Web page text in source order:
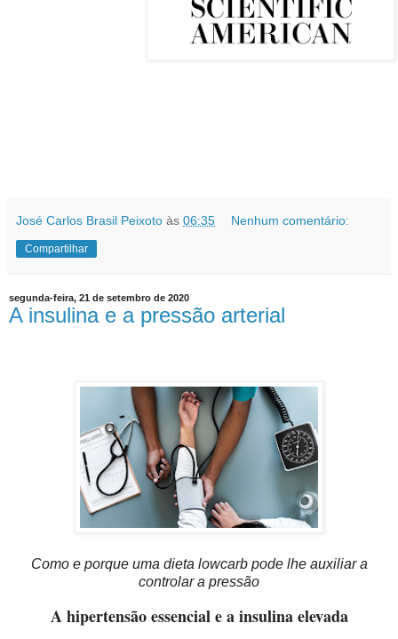
José Carlos Brasil Peixoto às 06:35 Nenhum comentário:
Compartilhar
segunda-feira, 21 de setembro de 2020
A insulina e a pressão arterial
Como e porque uma dieta lowcarb pode lhe auxiliar a
controlar a pressão
A hipertensão essencial e a insulina elevada